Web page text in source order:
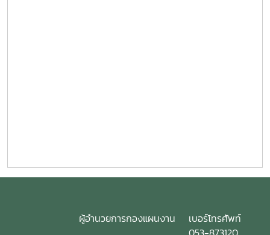
ผู้อำนวยการกองแผนงาน
เบอร์โทรศัพท์